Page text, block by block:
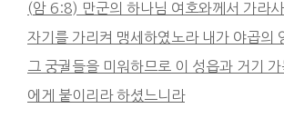
(암 6:8) 만군의 하나님 여호와께서 가라
자기를 가리켜 맹세하였노라 내가 야곱의
그 궁궐들을 미워하므로 이 성읍과 거기
에게 붙이리라 하셨느니라